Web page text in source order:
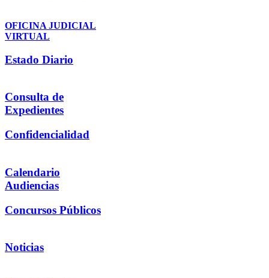
OFICINA JUDICIAL
VIRTUAL
Estado Diario
Consulta de
Expedientes
Confidencialidad
Calendario
Audiencias
Concursos Públicos
Noticias